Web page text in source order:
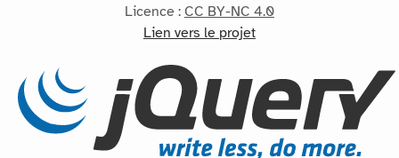
Licence : CC BY-NC 4.0
Lien vers le projet